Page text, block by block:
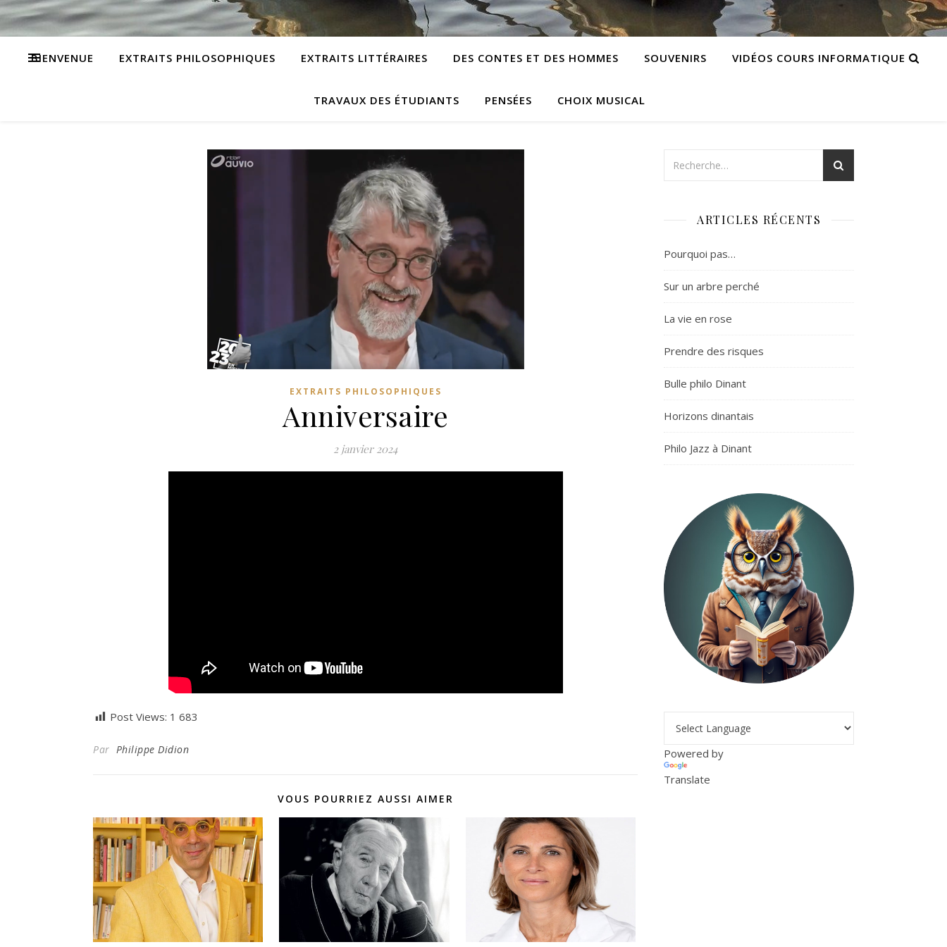
BIENVENUE EXTRAITS PHILOSOPHIQUES EXTRAITS LITTÉRAIRES DES CONTES ET DES HOMMES SOUVENIRS VIDÉOS COURS INFORMATIQUE
TRAVAUX DES ÉTUDIANTS PENSÉES CHOIX MUSICAL
EXTRAITS PHILOSOPHIQUES
Anniversaire
2 janvier 2024
Post Views: 1 683
Par Philippe Didion
VOUS POURRIEZ AUSSI AIMER
ARTICLES RÉCENTS
Pourquoi pas…
Sur un arbre perché
La vie en rose
Prendre des risques
Bulle philo Dinant
Horizons dinantais
Philo Jazz à Dinant
Powered by
Translate